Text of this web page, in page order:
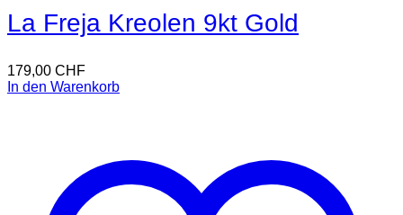
La Freja Kreolen 9kt Gold
179,00 CHF
In den Warenkorb